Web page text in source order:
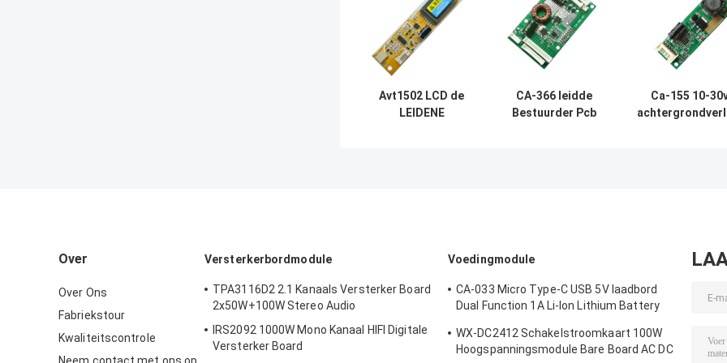
Avt1502 LCD de
LEIDENE
CA-366 leidde
Bestuurder Pcb
Ca-155 10-
Over
Over Ons
Fabriekstour
Kwaliteitscontrole
Versterkerbordmodule
TPA3116D2 2.1 Kanaals Versterker Board
2x50W+100W Stereo Audio
IRS2092 1000W Mono Kanaal HIFI Digitale
Versterker Board
Voedingmodule
CA-033 Micro Type-C USB 5V laadbord
Dual Function 1A Li-Ion Lithium Battery
Product
WX-DC2412 Schakelstroomkaart 100W
Hoogspanningsmodule Bare Board AC DC